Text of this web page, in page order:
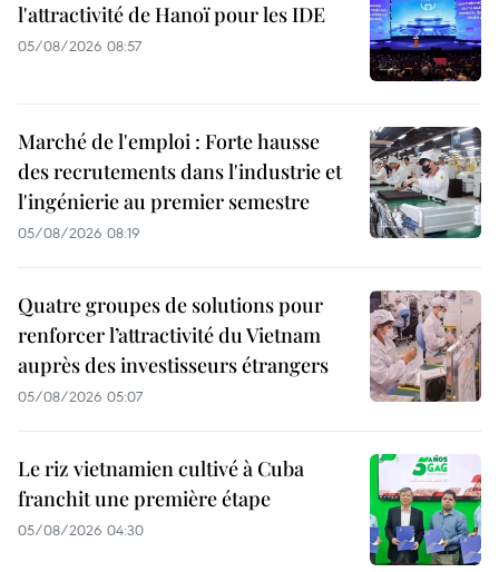
l'attractivité de Hanoï pour les IDE
05/08/2026 08:57
Marché de l'emploi : Forte hausse
des recrutements dans l'industrie et
l'ingénierie au premier semestre
05/08/2026 08:19
Quatre groupes de solutions pour
renforcer l’attractivité du Vietnam
auprès des investisseurs étrangers
05/08/2026 05:07
Le riz vietnamien cultivé à Cuba
franchit une première étape
05/08/2026 04:30